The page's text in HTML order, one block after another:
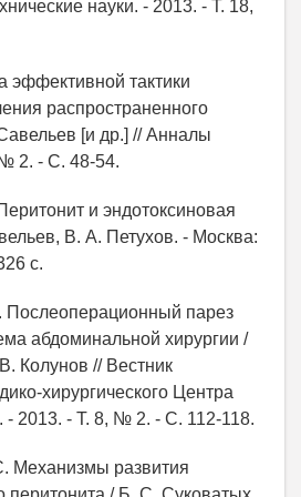
науки. - 2013. - Т. 18,
эффективной тактики
распространенного
[и др.] // Анналы
2. - С. 48-54.
и эндотоксиновая
В. А. Петухов. - Москва:
c.
парез
абдоминальной хирургии /
Колунов // Вестник
хирургического Центра
2013. - Т. 8, № 2. - С. 112-118.
Механизмы развития